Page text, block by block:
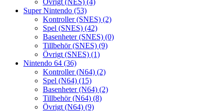
Övrigt (NES) (4)
Super Nintendo (53)
Kontroller (SNES) (2)
Spel (SNES) (42)
Basenheter (SNES) (0)
Tillbehör (SNES) (9)
Övrigt (SNES) (1)
Nintendo 64 (36)
Kontroller (N64) (2)
Spel (N64) (15)
Basenheter (N64) (2)
Tillbehör (N64) (8)
Övrigt (N64) (9)